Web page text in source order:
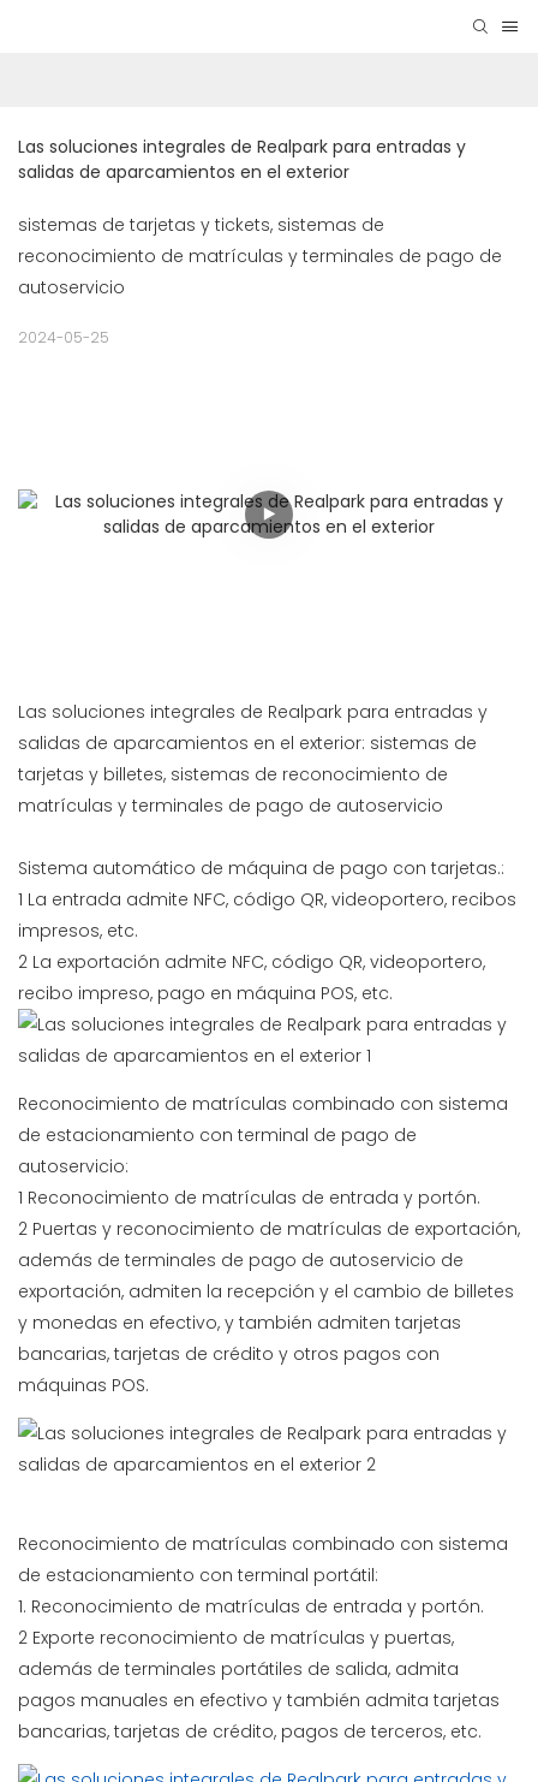
Las soluciones integrales de Realpark para entradas y
salidas de aparcamientos en el exterior
sistemas de tarjetas y tickets, sistemas de
reconocimiento de matrículas y terminales de pago de
autoservicio
2024-05-25
Las soluciones integrales de Realpark para entradas y
salidas de aparcamientos en el exterior: sistemas de
tarjetas y billetes, sistemas de reconocimiento de
matrículas y terminales de pago de autoservicio
Sistema automático de máquina de pago con tarjetas.:
1 La entrada admite NFC, código QR, videoportero, recibos
impresos, etc.
2 La exportación admite NFC, código QR, videoportero,
recibo impreso, pago en máquina POS, etc.
Reconocimiento de matrículas combinado con sistema
de estacionamiento con terminal de pago de
autoservicio:
1 Reconocimiento de matrículas de entrada y portón.
2 Puertas y reconocimiento de matrículas de exportación,
además de terminales de pago de autoservicio de
exportación, admiten la recepción y el cambio de billetes
y monedas en efectivo, y también admiten tarjetas
bancarias, tarjetas de crédito y otros pagos con
máquinas POS.
Reconocimiento de matrículas combinado con sistema
de estacionamiento con terminal portátil:
1. Reconocimiento de matrículas de entrada y portón.
2 Exporte reconocimiento de matrículas y puertas,
además de terminales portátiles de salida, admita
pagos manuales en efectivo y también admita tarjetas
bancarias, tarjetas de crédito, pagos de terceros, etc.